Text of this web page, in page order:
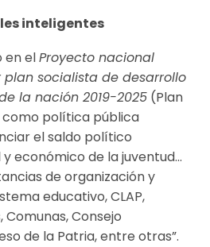
inteligentes
en elProyecto nacional
plan socialista de desarrollo
la nación 2019-2025 (Plan
política pública
el saldo político
económico de la juventud…
de organización y
educativo, CLAP,
Comunas, Consejo
de la Patria, entre otras”.